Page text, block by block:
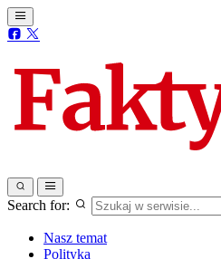
Search for:
Nasz temat
Polityka